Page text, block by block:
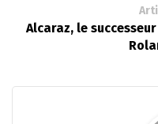
Alcaraz, le